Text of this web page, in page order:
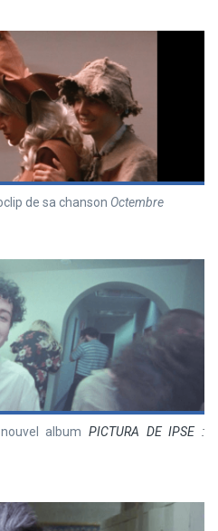
de sa chanson Octembre
albumPICTURA DE IPSE :